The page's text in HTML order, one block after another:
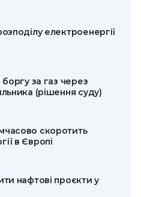
електроенергії
за газ через
(рішення суду)
скоротить
в Європі
нафтові проєкти у